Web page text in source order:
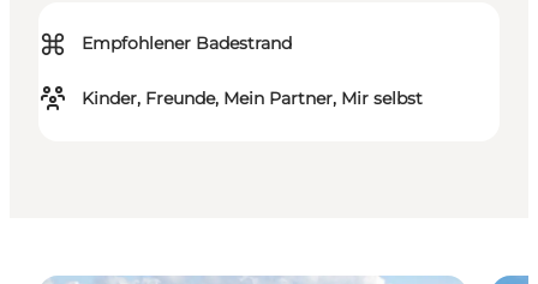
⌘ Empfohlener Badestrand
Kinder, Freunde, Mein Partner, Mir selbst